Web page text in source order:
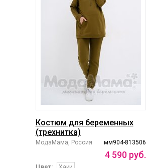
Костюм для беременных
(трехнитка)
мм904-813506
МодаМама, Россия
4 590 руб.